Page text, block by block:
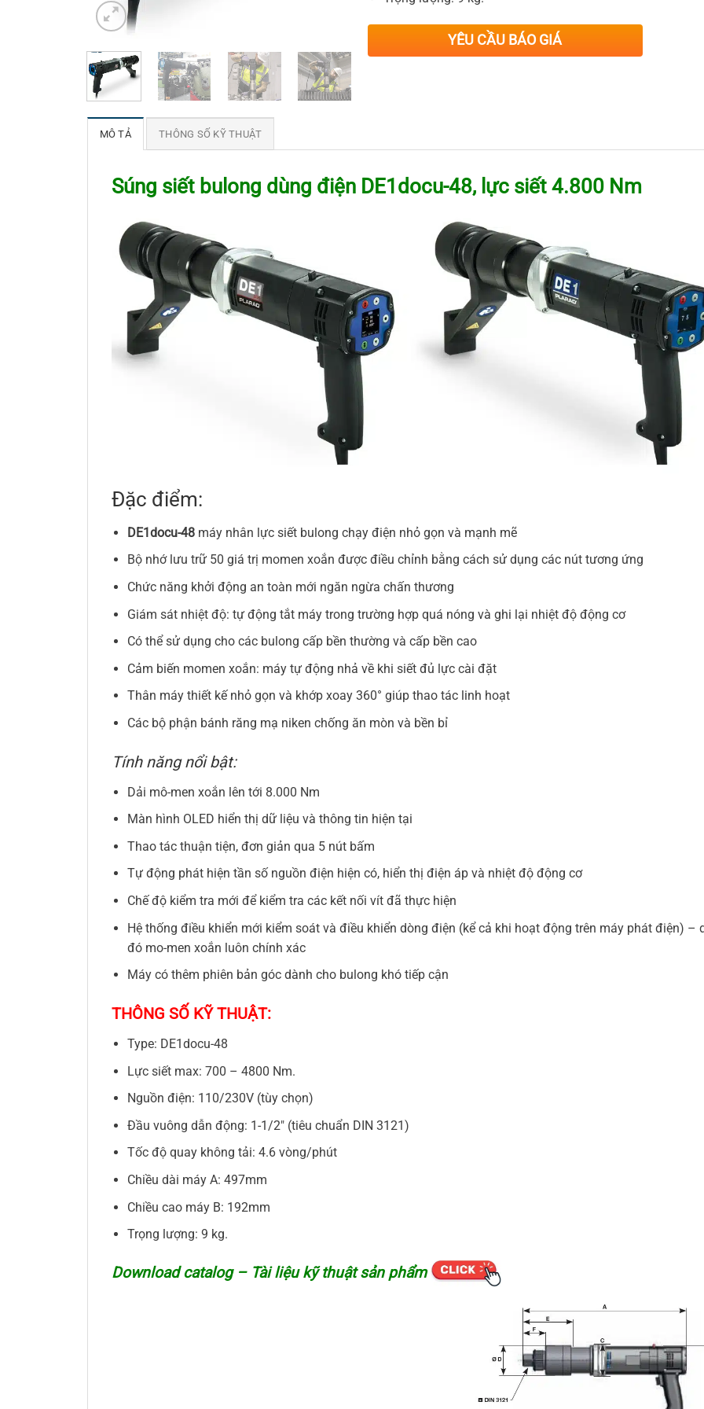
YÊU CẦU BÁO GIÁ
MÔ TẢ THÔNG SỐ KỸ THUẬT
Súng siết bulong dùng điện DE1docu-48, lực siết 4.800 Nm
Đặc điểm:
DE1docu-48 máy nhân lực siết bulong chạy điện nhỏ gọn và mạnh mẽ
Bộ nhớ lưu trữ 50 giá trị momen xoắn được điều chỉnh bằng cách sử dụng các nút tương ứng
Chức năng khởi động an toàn mới ngăn ngừa chấn thương
Giám sát nhiệt độ: tự động tắt máy trong trường hợp quá nóng và ghi lại nhiệt độ động cơ
Có thể sử dụng cho các bulong cấp bền thường và cấp bền cao
Cảm biến momen xoắn: máy tự động nhả về khi siết đủ lực cài đặt
Thân máy thiết kế nhỏ gọn và khớp xoay 360° giúp thao tác linh hoạt
Các bộ phận bánh răng mạ niken chống ăn mòn và bền bỉ
Tính năng nổi bật:
Dải mô-men xoắn lên tới 8.000 Nm
Màn hình OLED hiển thị dữ liệu và thông tin hiện tại
Thao tác thuận tiện, đơn giản qua 5 nút bấm
Tự động phát hiện tần số nguồn điện hiện có, hiển thị điện áp và nhiệt độ động cơ
Chế độ kiểm tra mới để kiểm tra các kết nối vít đã thực hiện
Hệ thống điều khiển mới kiểm soát và điều khiển dòng điện (kể cả khi hoạt động trên máy phát điện) –
đó mo-men xoắn luôn chính xác
Máy có thêm phiên bản góc dành cho bulong khó tiếp cận
THÔNG SỐ KỸ THUẬT:
Type: DE1docu-48
Lực siết max: 700 – 4800 Nm.
Nguồn điện: 110/230V (tùy chọn)
Đầu vuông dẫn động: 1-1/2″ (tiêu chuẩn DIN 3121)
Tốc độ quay không tải: 4.6 vòng/phút
Chiều dài máy A: 497mm
Chiều cao máy B: 192mm
Trọng lượng: 9 kg.
Download catalog – Tài liệu kỹ thuật sản phẩm